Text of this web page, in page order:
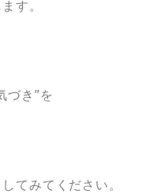
す。
づき”を
てみてください。